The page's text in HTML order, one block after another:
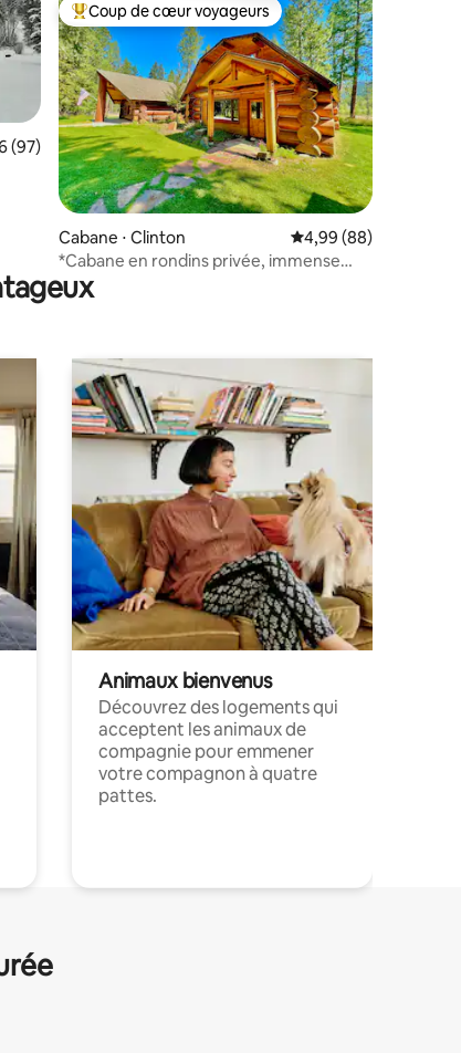
: 4,98 sur 5
moyenne sur la base de 97 commentaires : 4,96 sur 5
(97)
Coups de cœur voyageurs les plus appréciés
Coup de cœur voyageurs
Cabane ⋅ Clinton Évaluation moyenne
4,99 (88)
*Cabane en rondins privée, immense
jacuzzi, belles vues
Animaux bienvenus
Découvrez des logements qui
acceptent les animaux de
compagnie pour emmener
votre compagnon à quatre
pattes.